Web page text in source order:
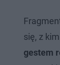
się, z
gestem